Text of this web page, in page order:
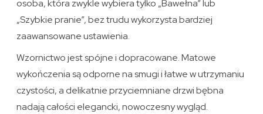
osoba, która zwykle wybiera tylko „Bawełna” lub
„Szybkie pranie”, bez trudu wykorzysta bardziej
zaawansowane ustawienia.
Wzornictwo jest spójne i dopracowane. Matowe
wykończenia są odporne na smugi i łatwe w utrzymaniu
czystości, a delikatnie przyciemniane drzwi bębna
nadają całości elegancki, nowoczesny wygląd.